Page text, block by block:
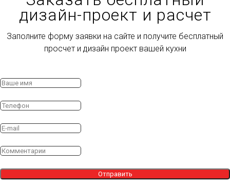
дизайн-проект и расчет
Заполните форму заявки на сайте и получите бесплатный
просчет и дизайн проект вашей кухни
Отправить